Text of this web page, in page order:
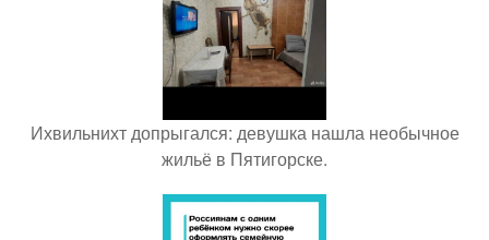
Ихвильнихт допрыгался: девушка нашла необычное
жильё в Пятигорске.